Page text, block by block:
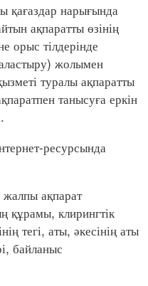
нарығында
ақпаратты өзінің
орыс тілдерінде
жолымен
туралы ақпаратты
танысуға еркін
ресурсында
ақпарат
құрамы, клирингтік
тегі, аты, әкесінің аты
байланыс